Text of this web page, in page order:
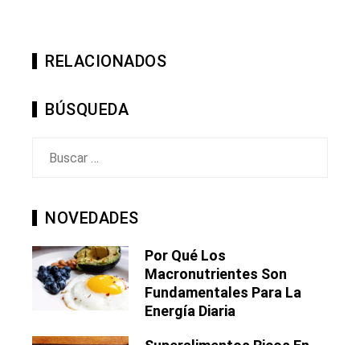
RELACIONADOS
BÚSQUEDA
NOVEDADES
Por Qué Los
Macronutrientes Son
Fundamentales Para La
Energía Diaria